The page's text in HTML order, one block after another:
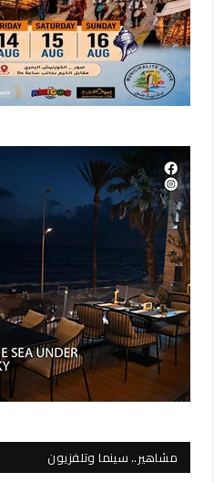
مشاهير.. سينما وتلفزيون